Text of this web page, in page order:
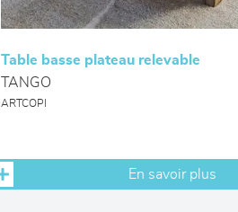
Table basse plateau relevable
TANGO
ARTCOPI
En savoir plus